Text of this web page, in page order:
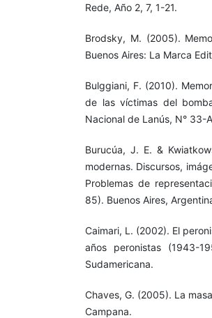
Rede, Año 2, 7, 1-21.
Brodsky, M. (2005).
Buenos Aires: La Marca
Bulggiani, F. (2010).
de las víctimas del
Nacional de Lanús, N° 33-
Burucúa, J. E. &
modernas. Discursos,
Problemas de
85). Buenos Aires,
Caimari, L. (2002). El
años peronistas (1943-
Sudamericana.
Chaves, G. (2005). La
Campana.